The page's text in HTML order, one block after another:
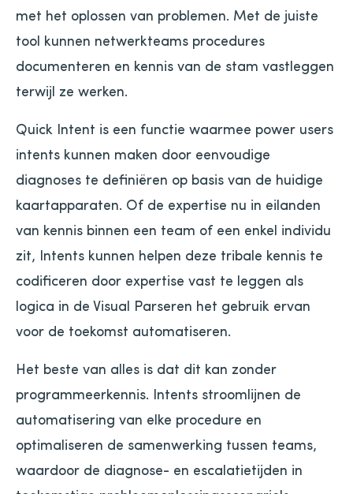
met het oplossen van problemen. Met de juiste
tool kunnen netwerkteams procedures
documenteren en kennis van de stam vastleggen
terwijl ze werken.
Quick Intent is een functie waarmee power users
intents kunnen maken door eenvoudige
diagnoses te definiëren op basis van de huidige
kaartapparaten. Of de expertise nu in eilanden
van kennis binnen een team of een enkel individu
zit, Intents kunnen helpen deze tribale kennis te
codificeren door expertise vast te leggen als
logica in de Visual Parseren het gebruik ervan
voor de toekomst automatiseren.
Het beste van alles is dat dit kan zonder
programmeerkennis. Intents stroomlijnen de
automatisering van elke procedure en
optimaliseren de samenwerking tussen teams,
waardoor de diagnose- en escalatietijden in